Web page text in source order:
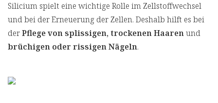
Silicium spielt eine wichtige Rolle im Zellstoffwechsel
und bei der Erneuerung der Zellen. Deshalb hilft es bei
derPflege von splissigen, trockenen Haarenund
brüchigen oder rissigen Nägeln.